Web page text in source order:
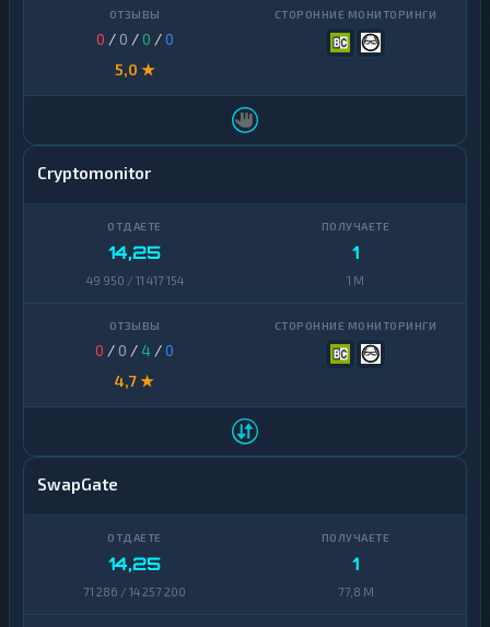
0 / 0 /0 /0
5,0 ★
Cryptomonitor
14,25
49 950 / 11 417 154
1
1 M
0 / 0 / 4 /0
4,7 ★
SwapGate
14,25
71 286 / 14 257 200
1
77,8 M